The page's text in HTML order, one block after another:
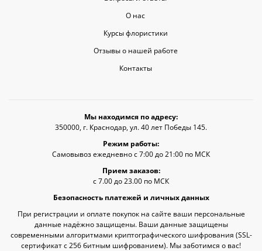
О нас
Курсы флористики
Отзывы о нашей работе
Контакты
Мы находимся по адресу:
350000, г. Краснодар, ул. 40 лет Победы 145.
Режим работы:
Самовывоз ежедневно с 7:00 до 21:00 по МСК
Прием заказов:
с 7.00 до 23.00 по МСК
Безопасность платежей и личных данных
При регистрации и оплате покупок на сайте ваши персональные
данные надёжно защищены. Ваши данные защищены
современными алгоритмами криптографического шифрования (SSL-
сертификат c 256 битным шифрованием). Мы заботимся о вас!